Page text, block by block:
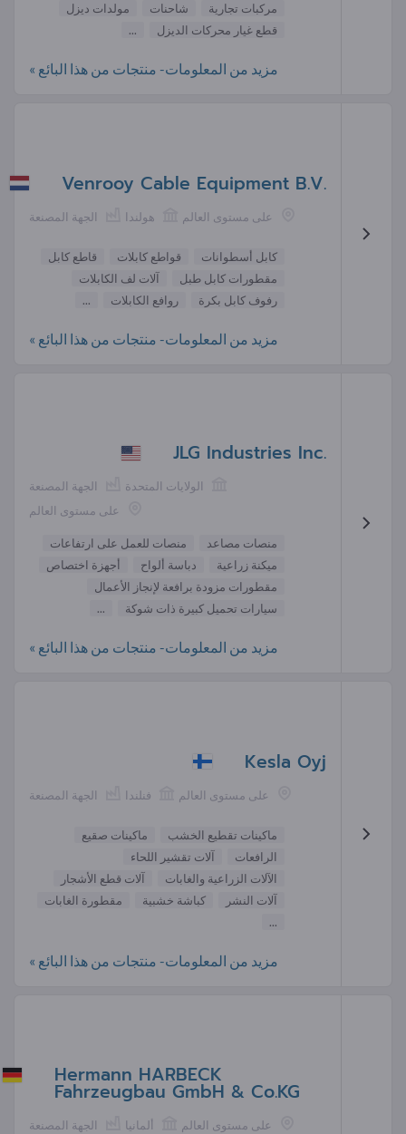
مركبات تجارية شاحنات
مولدات ديزل
قطع غيار محركات الديزل
...
مزيد من المعلومات- منتجات من هذا البائع »
Venrooy Cable Equipment B.V.
الجهة المصنعة هولندا على مستوى العالم
كابل أسطوانات قواطع كابلات
قاطع كابل
مقطورات كابل طبل
آلات لف الكابلات
رفوف كابل بكرة
روافع الكابلات ...
مزيد من المعلومات- منتجات من هذا البائع »
JLG Industries Inc.
الجهة المصنعة
الولايات المتحدة
على مستوى العالم
منصات مصاعد
منصات للعمل على ارتفاعات
ميكنة زراعية
دباسة ألواح
أجهزة اختصاص
مقطورات مزودة برافعة لإنجاز الأعمال
سيارات تحميل كبيرة ذات شوكة
...
مزيد من المعلومات- منتجات من هذا البائع »
Kesla Oyj
الجهة المصنعة فنلندا على مستوى العالم
ماكينات تقطيع الخشب
ماكينات صقيع
الرافعات
آلات تقشير اللحاء
الآلات الزراعية والغابات
آلات قطع الأشجار
آلات النشر
كباشة خشبية
مقطورة الغابات
...
مزيد من المعلومات- منتجات من هذا البائع »
Hermann HARBECK
Fahrzeugbau GmbH & Co.KG
الجهة المصنعة ألمانيا على مستوى العالم